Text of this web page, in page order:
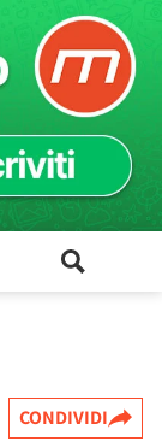
CONDIVIDI